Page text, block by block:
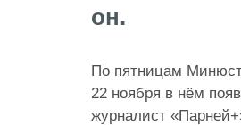
он.
По пятницам Минюст
22 ноября в нём
журналист